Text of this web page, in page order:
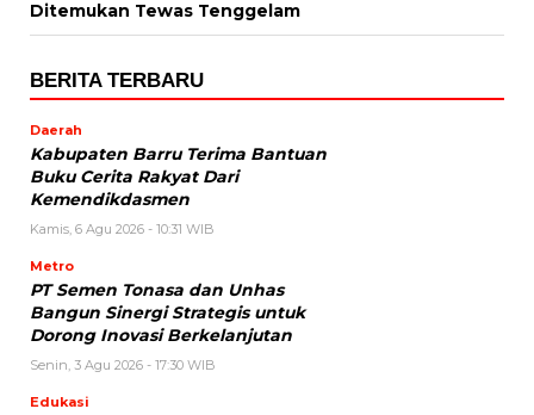
Ditemukan Tewas Tenggelam
BERITA TERBARU
Daerah
Kabupaten Barru Terima Bantuan
Buku Cerita Rakyat Dari
Kemendikdasmen
Kamis, 6 Agu 2026 - 10:31 WIB
Metro
PT Semen Tonasa dan Unhas
Bangun Sinergi Strategis untuk
Dorong Inovasi Berkelanjutan
Senin, 3 Agu 2026 - 17:30 WIB
Edukasi